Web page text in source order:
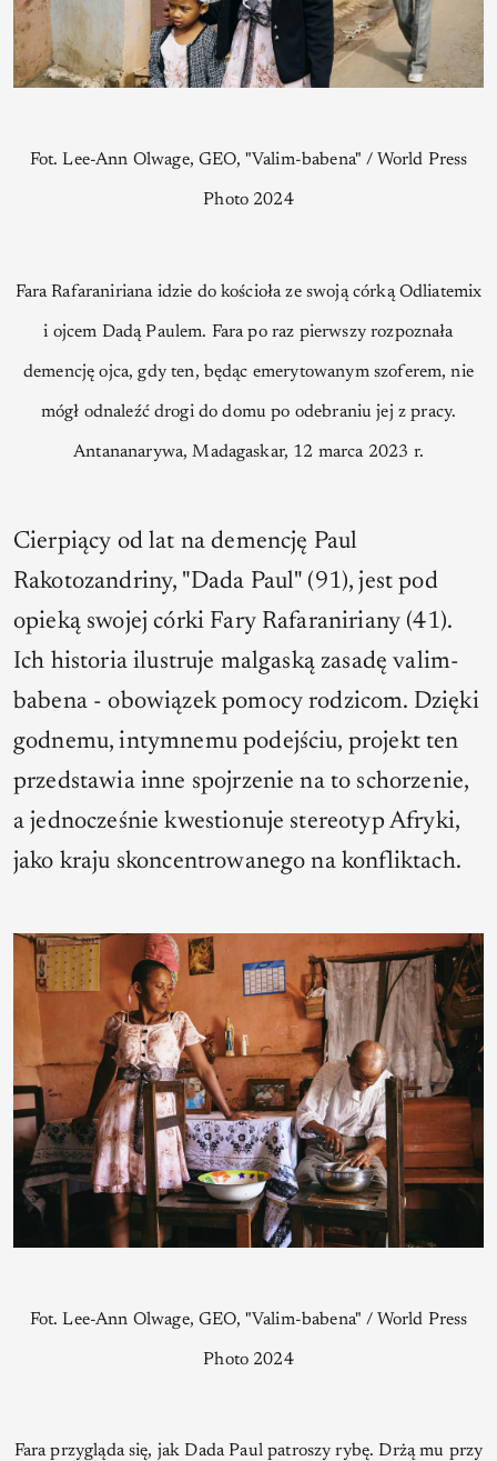
Fot. Lee-Ann Olwage, GEO, "Valim-babena" / World Press
Photo 2024
Fara Rafaraniriana idzie do kościoła ze swoją córką Odliatemix
i ojcem Dadą Paulem. Fara po raz pierwszy rozpoznała
demencję ojca, gdy ten, będąc emerytowanym szoferem, nie
mógł odnaleźć drogi do domu po odebraniu jej z pracy.
Antananarywa, Madagaskar, 12 marca 2023 r.
Cierpiący od lat na demencję Paul
Rakotozandriny, "Dada Paul" (91), jest pod
opieką swojej córki Fary Rafaraniriany (41).
Ich historia ilustruje malgaską zasadę valim-
babena - obowiązek pomocy rodzicom. Dzięki
godnemu, intymnemu podejściu, projekt ten
przedstawia inne spojrzenie na to schorzenie,
a jednocześnie kwestionuje stereotyp Afryki,
jako kraju skoncentrowanego na konfliktach.
Fot. Lee-Ann Olwage, GEO, "Valim-babena" / World Press
Photo 2024
Fara przygląda się, jak Dada Paul patroszy rybę. Drżą mu przy